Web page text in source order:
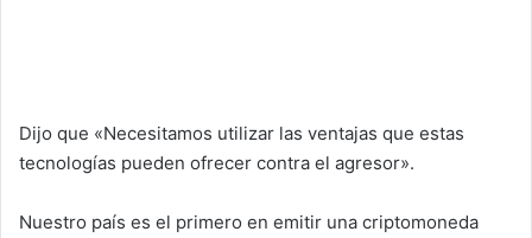
Dijo que «Necesitamos utilizar las ventajas que estas
tecnologías pueden ofrecer contra el agresor».
Nuestro país es el primero en emitir una criptomoneda